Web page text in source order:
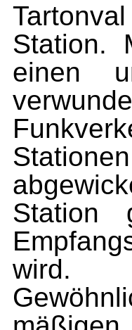
Station.
einen
Station
wird.